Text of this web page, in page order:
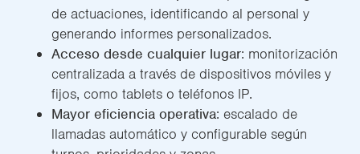
de actuaciones, identificando al personal y
generando informes personalizados.
Acceso desde cualquier lugar: monitorización
centralizada a través de dispositivos móviles y
fijos, como tablets o teléfonos IP.
Mayor eficiencia operativa: escalado de
llamadas automático y configurable según